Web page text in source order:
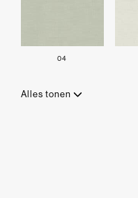
04
Alles tonen